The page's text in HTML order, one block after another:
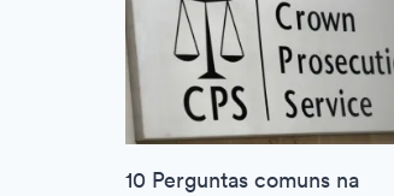
10 Perguntas comuns na